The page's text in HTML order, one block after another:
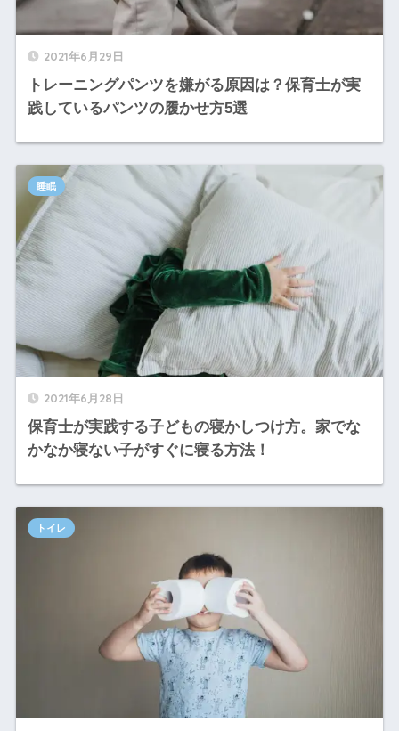
2021年6月29日
トレーニングパンツを嫌がる原因は？保育士が実
践しているパンツの履かせ方5選
2021年6月28日
保育士が実践する子どもの寝かしつけ方。家でな
かなか寝ない子がすぐに寝る方法！
睡眠
トイレ